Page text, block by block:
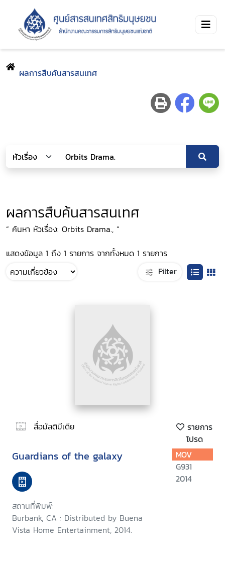
ผลการสืบค้นสารสนเทศ
ผลการสืบค้นสารสนเทศ
“ ค้นหา หัวเรื่อง: Orbits Drama., ”
แสดงข้อมูล 1 ถึง 1 รายการ จากทั้งหมด 1 รายการ
Filter
สื่อมัลติมีเดีย
รายการ
โปรด
Guardians of the galaxy
สถานที่พิมพ์:
Burbank, CA : Distributed by Buena
Vista Home Entertainment, 2014.
MOV
G931
2014